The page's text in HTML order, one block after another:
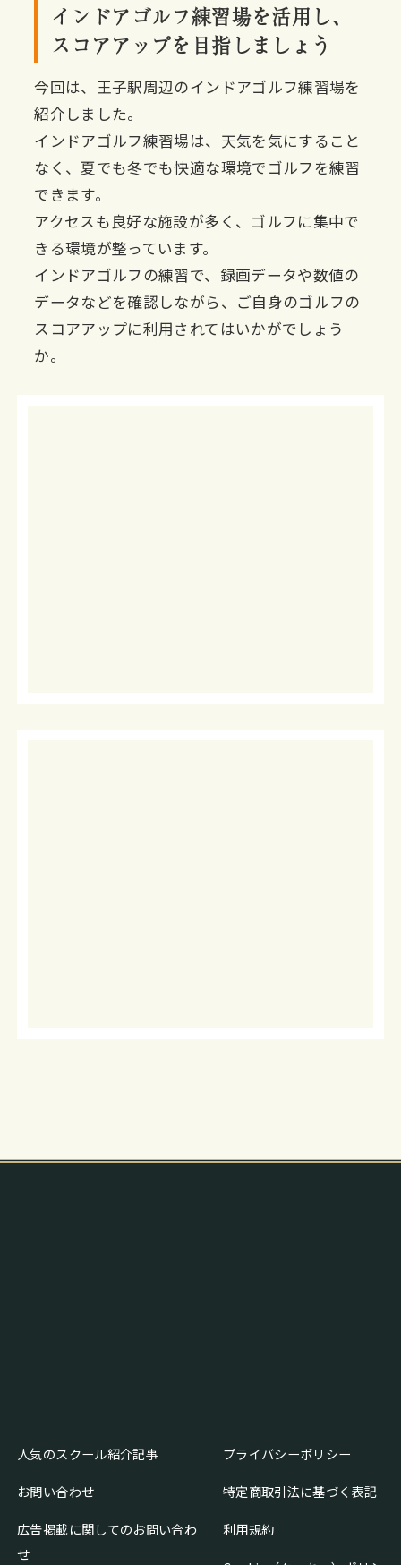
インドアゴルフ練習場を活用し、
スコアアップを目指しましょう
今回は、王子駅周辺のインドアゴルフ練習場を
紹介しました。
インドアゴルフ練習場は、天気を気にすること
なく、夏でも冬でも快適な環境でゴルフを練習
できます。
アクセスも良好な施設が多く、ゴルフに集中で
きる環境が整っています。
インドアゴルフの練習で、録画データや数値の
データなどを確認しながら、ご自身のゴルフの
スコアアップに利用されてはいかがでしょう
か。
人気のスクール紹介記事
お問い合わせ
広告掲載に関してのお問い合わ
せ
プライバシーポリシー
特定商取引法に基づく表記
利用規約